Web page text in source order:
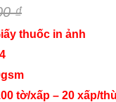
₫
thuốc in ảnh
tờ/xấp – 20 xấp/